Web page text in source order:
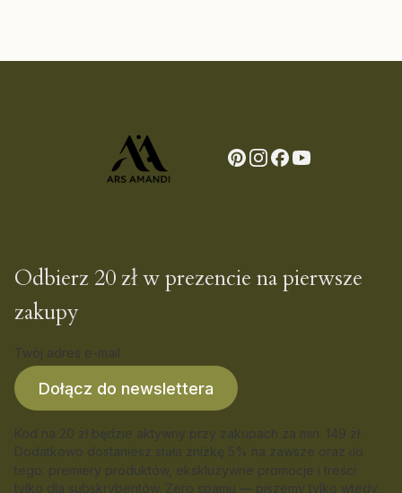
Odbierz 20 zł w prezencie na pierwsze
zakupy
Dołącz do newslettera